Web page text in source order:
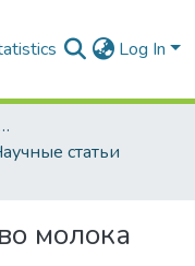
Log In
факультет
статьи
молока